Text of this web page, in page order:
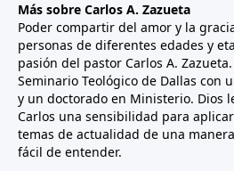
Más sobre Carlos A. Zazueta
Poder compartir del amor y la
personas de diferentes edades y
pasión del pastor Carlos A.
Seminario Teológico de Dallas con
y un doctorado en Ministerio. Dios
Carlos una sensibilidad para
temas de actualidad de una
fácil de entender.